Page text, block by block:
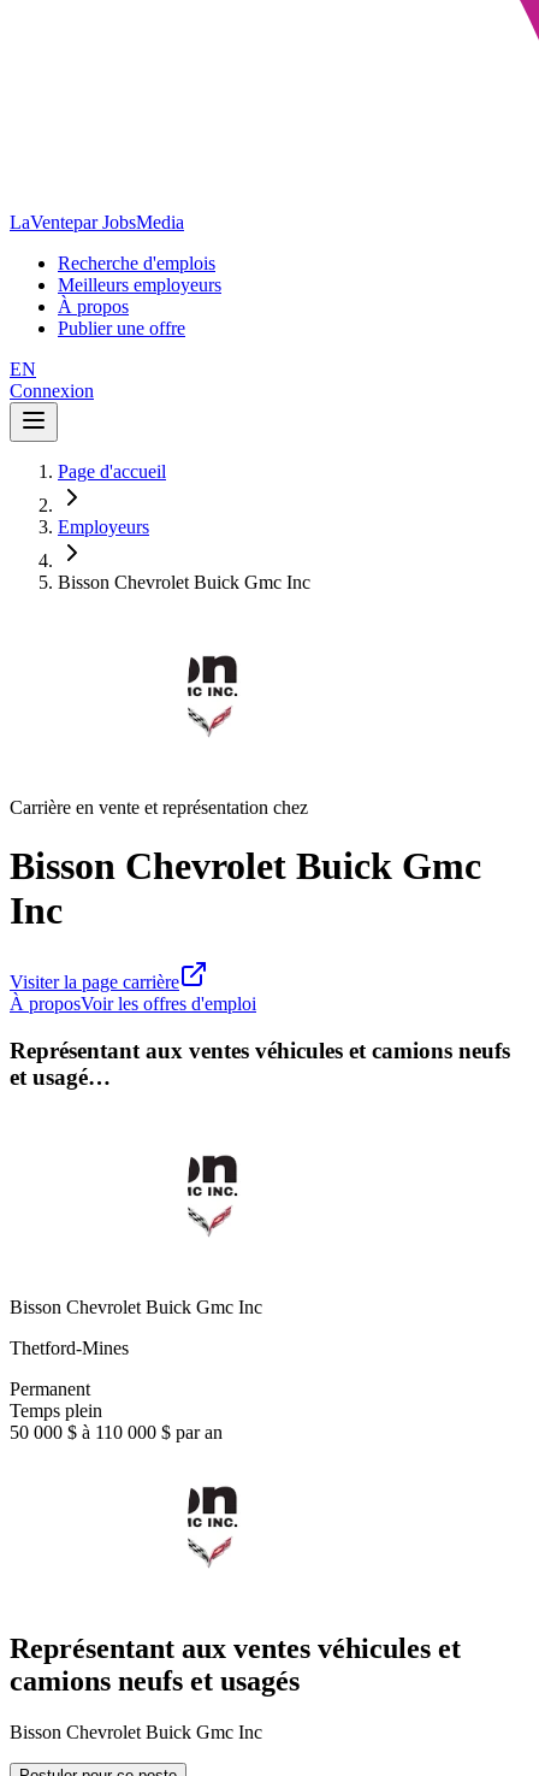
LaVentepar JobsMedia
Recherche d'emplois
Meilleurs employeurs
À propos
Publier une offre
EN
Connexion
Page d'accueil
Employeurs
Bisson Chevrolet Buick Gmc Inc
Carrière en vente et représentation chez
Bisson Chevrolet Buick Gmc
Inc
Visiter la page carrière
À proposVoir les offres d'emploi
Représentant aux ventes véhicules et camions neufs
et usagé…
Bisson Chevrolet Buick Gmc Inc
Thetford-Mines
Permanent
Temps plein
50 000 $ à 110 000 $ par an
Représentant aux ventes véhicules et
camions neufs et usagés
Bisson Chevrolet Buick Gmc Inc